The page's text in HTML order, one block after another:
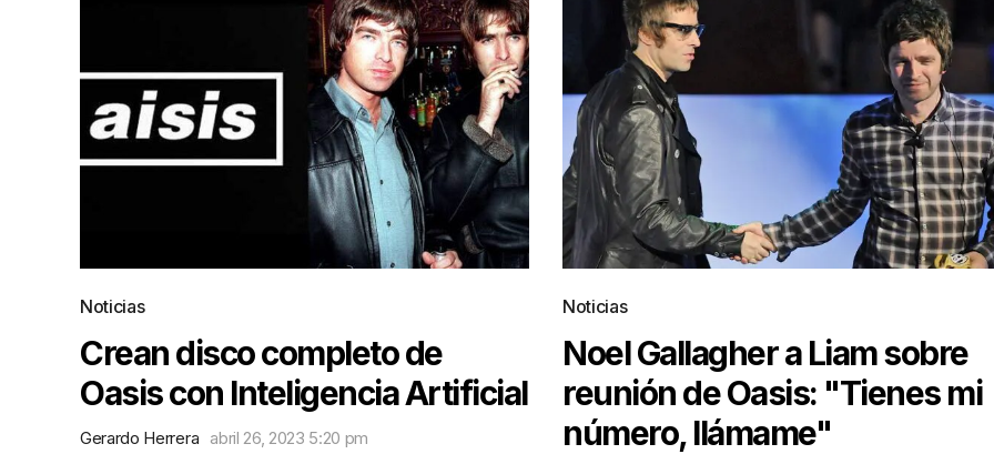
Noticias
Crean disco completo de
Oasis con Inteligencia Artificial
Gerardo Herrera abril 26, 2023 5:20 pm
Noticias
Noel Gallagher a Liam sobre
reunión de Oasis: "Tienes mi
número, llámame"